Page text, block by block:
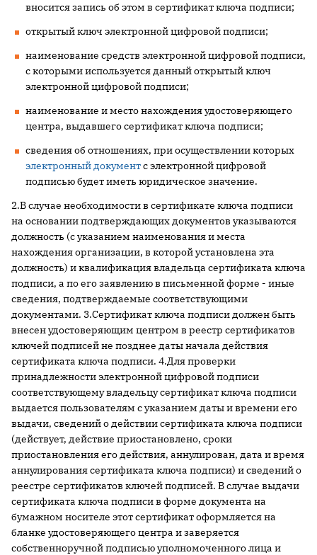
вносится запись об этом в сертификат ключа подписи;
открытый ключ электронной цифровой подписи;
наименование средств электронной цифровой подписи,
с которыми используется данный открытый ключ
электронной цифровой подписи;
наименование и место нахождения удостоверяющего
центра, выдавшего сертификат ключа подписи;
сведения об отношениях, при осуществлении которых
электронный документс электронной цифровой
подписью будет иметь юридическое значение.
2.В случае необходимости в сертификате ключа подписи
на основании подтверждающих документов указываются
должность (с указанием наименования и места
нахождения организации, в которой установлена эта
должность) и квалификация владельца сертификата ключа
подписи, а по его заявлению в письменной форме - иные
сведения, подтверждаемые соответствующими
документами. 3.Сертификат ключа подписи должен быть
внесен удостоверяющим центром в реестр сертификатов
ключей подписей не позднее даты начала действия
сертификата ключа подписи. 4.Для проверки
принадлежности электронной цифровой подписи
соответствующему владельцу сертификат ключа подписи
выдается пользователям с указанием даты и времени его
выдачи, сведений о действии сертификата ключа подписи
(действует, действие приостановлено, сроки
приостановления его действия, аннулирован, дата и время
аннулирования сертификата ключа подписи) и сведений о
реестре сертификатов ключей подписей. В случае выдачи
сертификата ключа подписи в форме документа на
бумажном носителе этот сертификат оформляется на
бланке удостоверяющего центра и заверяется
собственноручной подписью уполномоченного лица и